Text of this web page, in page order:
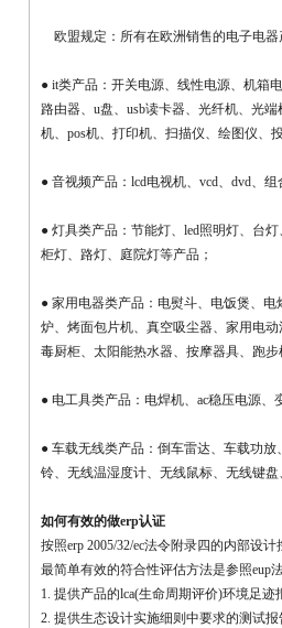
欧盟规定：所有在欧洲销售的电子电
● it类产品：开关电源、线性电源、机箱
路由器、u盘、usb读卡器、光纤机、光
机、pos机、打印机、扫描仪、绘图仪、
● 音视频产品：lcd电视机、vcd、dvd、
● 灯具类产品：节能灯、led照明灯、台
柜灯、路灯、庭院灯等产品；
● 家用电器类产品：电熨斗、电饭煲、
炉、烤面包片机、真空吸尘器、家用电
毒厨柜、太阳能热水器、按摩器具、跑
● 电工具类产品：电焊机、ac稳压电源
● 车载无线类产品：倒车雷达、车载功
铃、无线温湿度计、无线鼠标、无线键
如何有效的做erp认证
按照erp 2005/32/ec法令附录四的内部设
最简单有效的符合性评估方法是参照eup
1. 提供产品的lca(生命周期评价)环境足迹
2. 提供生态设计实施细则中要求的测试报